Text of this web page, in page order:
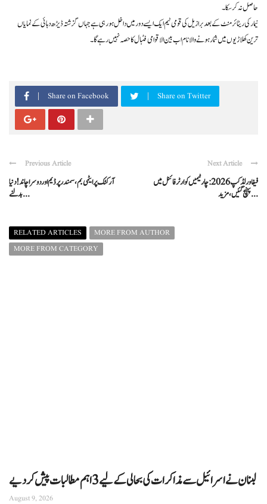
حاصل نہ کر سکا۔
نیمار کی ریٹائرمنٹ کے بعد برازیل کی قومی ٹیم ایک ایسے دور میں داخل ہو رہی ہے جہاں گزشتہ ڈیڑھ دہائی کے نمایاں
ترین کھلاڑیوں میں شمار ہونے والا نام اب بین الاقوامی فٹبال کا حصہ نہیں رہے گا۔
Share on Facebook Share on Twitter
Previous Article
آرکٹک پر ایٹمی بم، سمندر پر ڈیم اور دوسرا چاند! دنیا
بدلنے ...
Next Article
فیفا ورلڈ کپ 2026: چار ٹیمیں کوارٹر فائنل میں
پہنچ گئیں، مزید ...
RELATED ARTICLES
MORE FROM AUTHOR
MORE FROM CATEGORY
لبنان نے اسرائیل سے مذاکرات کی بحالی کے لیے 3 اہم مطالبات پیش کر دیے
August 9, 2026